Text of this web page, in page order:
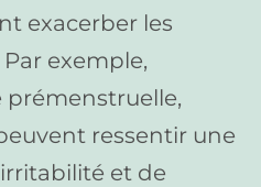
exacerber les
exemple,
ressentir une
et de